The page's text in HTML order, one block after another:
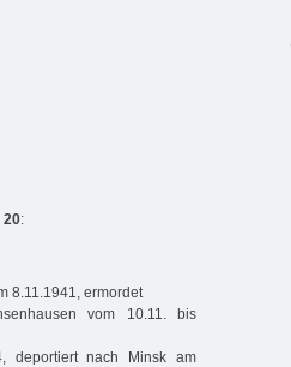
20:
8.11.1941, ermordet
vom 10.11. bis
deportiert nach Minsk am